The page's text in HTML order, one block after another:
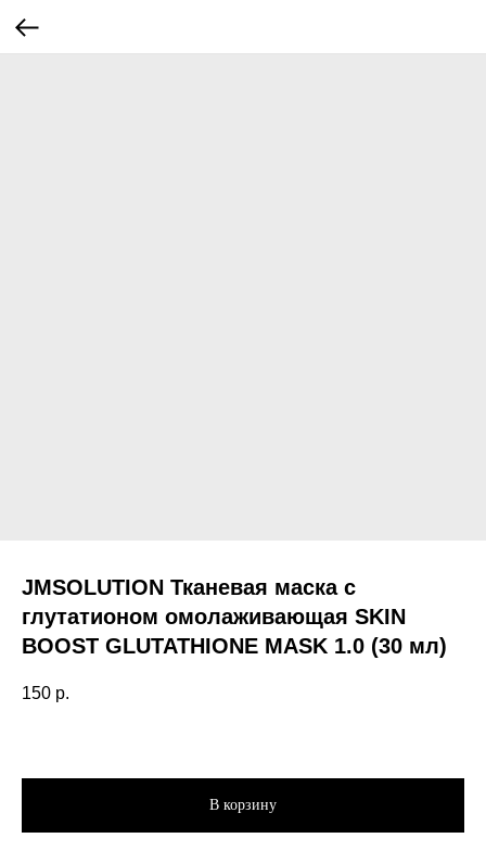
JMSOLUTION Тканевая маска с
глутатионом омолаживающая SKIN
BOOST GLUTATHIONE MASK 1.0 (30 мл)
150 р.
В корзину